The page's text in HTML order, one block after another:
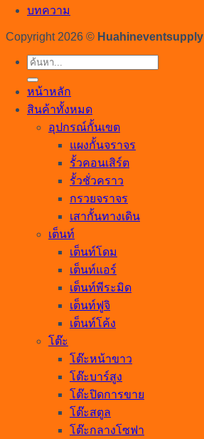
บทความ
Copyright 2026 © Huahineventsupply
ค้นหา:
หน้าหลัก
สินค้าทั้งหมด
อุปกรณ์กั้นเขต
แผงกั้นจราจร
รั้วคอนเสิร์ต
รั้วชั่วคราว
กรวยจราจร
เสากั้นทางเดิน
เต็นท์
เต็นท์โดม
เต็นท์แอร์
เต็นท์พีระมิด
เต็นท์ฟูจิ
เต็นท์โค้ง
โต๊ะ
โต๊ะหน้าขาว
โต๊ะบาร์สูง
โต๊ะปิดการขาย
โต๊ะสตูล
โต๊ะกลางโซฟา